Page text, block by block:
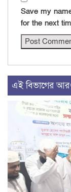
Save my
for the next
এই বিভাগের